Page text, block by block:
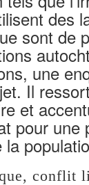
des
sont de
une
Il
et
pour une
la
conflit